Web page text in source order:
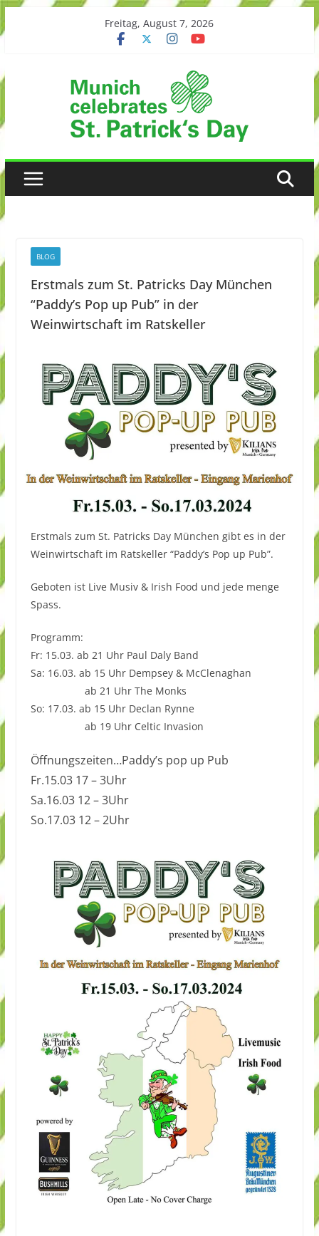
to
Freitag, August 7, 2026
BLOG
Erstmals zum St. Patricks Day München
“Paddy’s Pop up Pub” in der
Weinwirtschaft im Ratskeller
Erstmals zum St. Patricks Day München gibt es in der
Weinwirtschaft im Ratskeller “Paddy’s Pop up Pub”.
Geboten ist Live Musiv & Irish Food und jede menge
Spass.
Programm:
Fr: 15.03. ab 21 Uhr Paul Daly Band
Sa: 16.03. ab 15 Uhr Dempsey & McClenaghan
ab 21 Uhr The Monks
So: 17.03. ab 15 Uhr Declan Rynne
ab 19 Uhr Celtic Invasion
Öffnungszeiten…Paddy’s pop up Pub
Fr.15.03 17 – 3Uhr
Sa.16.03 12 – 3Uhr
So.17.03 12 – 2Uhr